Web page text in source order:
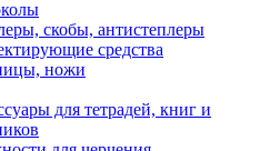
скобы, антистеплеры
средства
ножи
для тетрадей, книг и